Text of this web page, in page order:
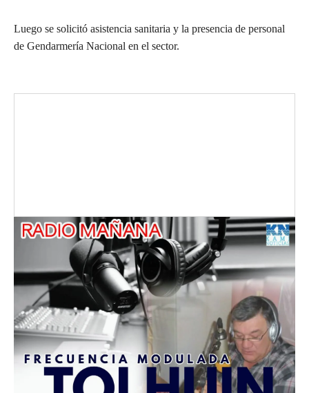
Luego se solicitó asistencia sanitaria y la presencia de personal
de Gendarmería Nacional en el sector.